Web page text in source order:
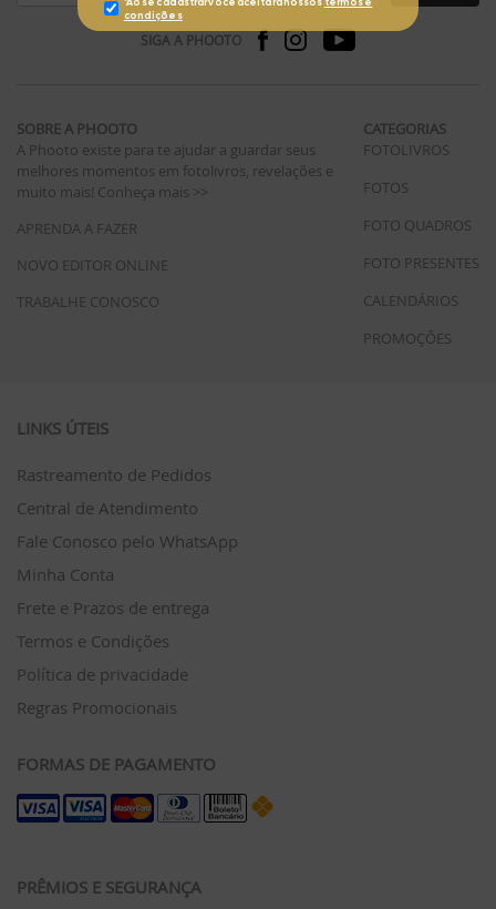
SIGA A PHOOTO
SOBRE A PHOOTO
A Phooto existe para te ajudar a guardar seus
melhores momentos em fotolivros, revelações e
muito mais! Conheça mais >>
APRENDA A FAZER
NOVO EDITOR ONLINE
TRABALHE CONOSCO
CATEGORIAS
FOTOLIVROS
FOTOS
FOTO QUADROS
FOTO PRESENTES
CALENDÁRIOS
PROMOÇÕES
LINKS ÚTEIS
Rastreamento de Pedidos
Central de Atendimento
Fale Conosco pelo WhatsApp
Minha Conta
Frete e Prazos de entrega
Termos e Condições
Política de privacidade
Regras Promocionais
FORMAS DE PAGAMENTO
PRÊMIOS E SEGURANÇA